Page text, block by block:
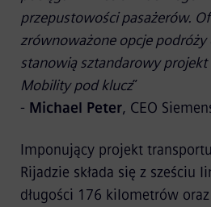
przepustowości pasażerów.
zrównoważone opcje podróży
stanowią sztandarowy projekt
Mobility pod klucz”
- Michael Peter, CEO
Imponujący projekt
Rijadzie składa się z sześciu
długości 176 kilometrów